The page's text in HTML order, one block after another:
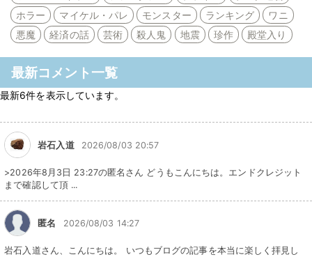
ホラー
マイケル・パレ モンスター ランキング
ワニ
悪魔
経済の話 芸術 殺人鬼 地震 珍作 殿堂入り
最新コメント一覧
最新6件を表示しています。
岩石入道 2026/08/03 20:57
>2026年8月3日 23:27の匿名さん どうもこんにちは。エンドクレジット
まで確認して頂 ...
匿名 2026/08/03 14:27
岩石入道さん、こんにちは。 いつもブログの記事を本当に楽しく拝見し